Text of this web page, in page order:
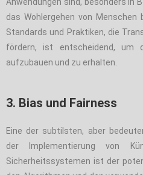
das Wohlergehen von
Standards und Praktiken, die
fördern, ist entscheidend, um
aufzubauen und zu erhalten.
3. Bias und Fairness
Eine der subtilsten, aber
der Implementierung von
Sicherheitssystemen ist der